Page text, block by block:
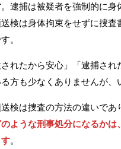
ついて 知りたい方
士紹介
士費用
セス
。逮捕は被疑者を強制的に身
検は身体拘束をせずに捜査
。
されたから安心」「逮捕され
方も少なくありませんが、
検は捜査の方法の違いであ
ような刑事処分になるかは
。